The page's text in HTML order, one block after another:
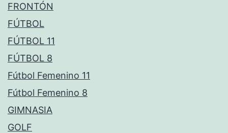
FRONTÓN
FÚTBOL
FÚTBOL 11
FÚTBOL 8
Fútbol Femenino 11
Fútbol Femenino 8
GIMNASIA
GOLF